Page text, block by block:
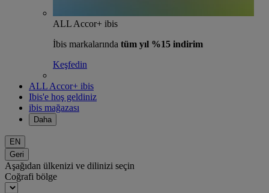
ALL Accor+ ibis
İbis markalarında tüm yıl %15 indirim
Keşfedin
ALL Accor+ ibis
Ibis'e hoş geldiniz
ibis mağazası
Daha
EN
Geri
Aşağıdan ülkenizi ve dilinizi seçin
Coğrafi bölge